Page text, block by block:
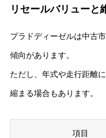
リセールバリューと
プラドディーゼルは中古
傾向があります。
ただし、年式や走行距離
縮まる場合もあります。
項目